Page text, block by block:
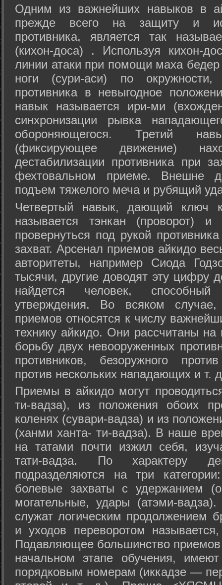
Одним из важнейших навыков в
прежде всего на защиту и
противника, является так
(кихон-доса) . Используя кихон-
линии атаки при помощи маха
ноги (сури-аси) по
противника в невыгодное
навык называется ири-ми
синхронизации рывка
обороняющегося. Третий
(фиксирующее движение)
дестабилизации противника при
фехтовальном приеме. Внешне
подъем тяжелого меча и рубящий
Четвертый навык, дающий ключ
называется тэнкан (проворот)
провернуться под рукой
захват. Арсенал приемов айкидо
авторитеты, например Сиода
тысячи, другие доводят эту цифру
найдется человек,
утверждения. Во всяком
приемов относятся к числу
технику айкидо. Они рассчитаны
борьбу двух невооруженных
противников, безоружного
против нескольких нападающих и т.
Приемы в айкидо могут
ти-вадза), из положения обоих
коленях (сувари-вадза) и из
(ханми ханта- ти-вадза). В наше
на татами почти изжил себя,
тати-вадза. По характеру
подразделяются на три
болевые захваты с удержанием
могательные, удары (атэми-
служат логическим продолжением
и уходов переворотом
Подавляющее большинство
начальном этапе обучения,
порядковым номерам (иккадзе —